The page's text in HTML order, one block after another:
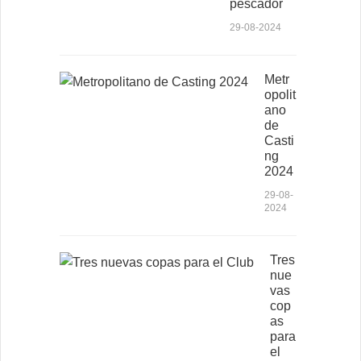
pescador
29-08-2024
Metr
opolit
ano
de
Casti
ng
2024
29-08-
2024
Tres
nue
vas
cop
as
para
el